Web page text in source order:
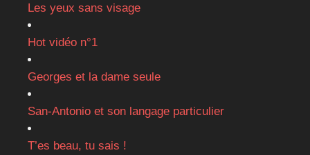
Les yeux sans visage
Hot vidéo n°1
Georges et la dame seule
San-Antonio et son langage particulier
T’es beau, tu sais !